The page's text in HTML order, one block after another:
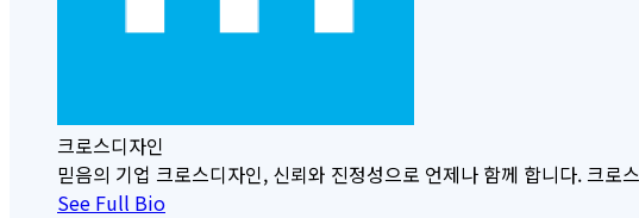
크로스디자인
믿음의 기업 크로스디자인, 신뢰와 진정성으로 언제나 함께 합니다. 크
See Full Bio